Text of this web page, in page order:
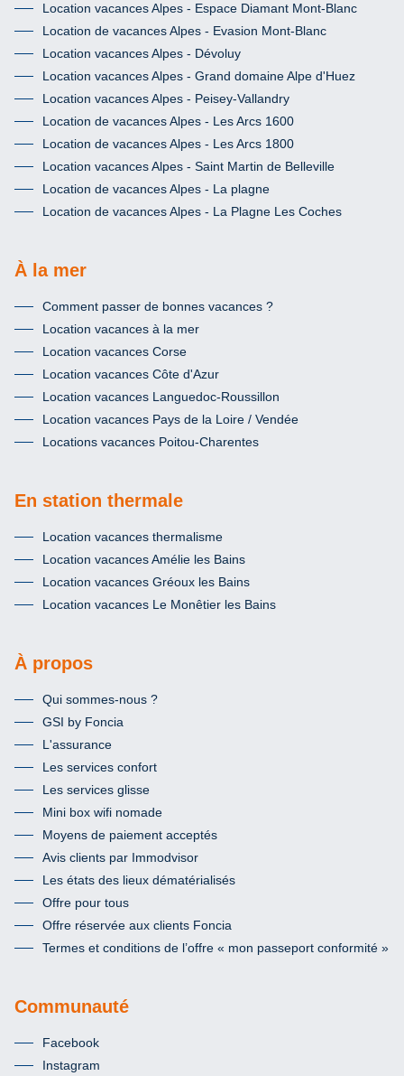
Location vacances Alpes - Espace Diamant Mont-Blanc
Location de vacances Alpes - Evasion Mont-Blanc
Location vacances Alpes - Dévoluy
Location vacances Alpes - Grand domaine Alpe d'Huez
Location vacances Alpes - Peisey-Vallandry
Location de vacances Alpes - Les Arcs 1600
Location de vacances Alpes - Les Arcs 1800
Location vacances Alpes - Saint Martin de Belleville
Location de vacances Alpes - La plagne
Location de vacances Alpes - La Plagne Les Coches
À la mer
Comment passer de bonnes vacances ?
Location vacances à la mer
Location vacances Corse
Location vacances Côte d'Azur
Location vacances Languedoc-Roussillon
Location vacances Pays de la Loire / Vendée
Locations vacances Poitou-Charentes
En station thermale
Location vacances thermalisme
Location vacances Amélie les Bains
Location vacances Gréoux les Bains
Location vacances Le Monêtier les Bains
À propos
Qui sommes-nous ?
GSI by Foncia
L'assurance
Les services confort
Les services glisse
Mini box wifi nomade
Moyens de paiement acceptés
Avis clients par Immodvisor
Les états des lieux dématérialisés
Offre pour tous
Offre réservée aux clients Foncia
Termes et conditions de l’offre « mon passeport conformité »
Communauté
Facebook
Instagram